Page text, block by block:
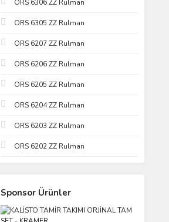
ORS 6306 ZZ Rulman
ORS 6305 ZZ Rulman
ORS 6207 ZZ Rulman
ORS 6206 ZZ Rulman
ORS 6205 ZZ Rulman
ORS 6204 ZZ Rulman
ORS 6203 ZZ Rulman
ORS 6202 ZZ Rulman
Sponsor Ürünler